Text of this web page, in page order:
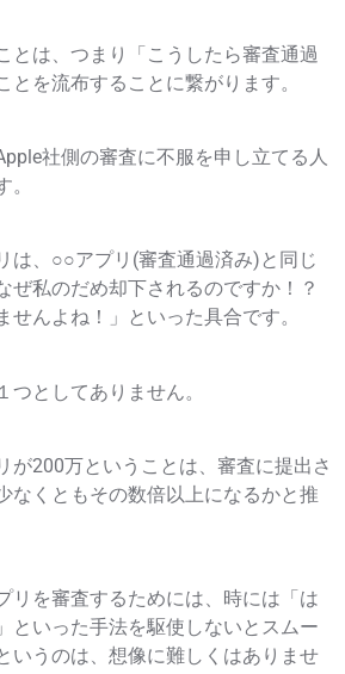
とは、つまり「こうしたら審査通過
とを流布することに繋がります。
社側の審査に不服を申し立てる人
は、○○アプリ(審査通過済み)と同じ
ぜ私のだめ却下されるのですか！？
せんよね！」といった具合です。
つとしてありません。
が200万ということは、審査に提出さ
なくともその数倍以上になるかと推
リを審査するためには、時には「は
といった手法を駆使しないとスムー
いうのは、想像に難しくはありませ